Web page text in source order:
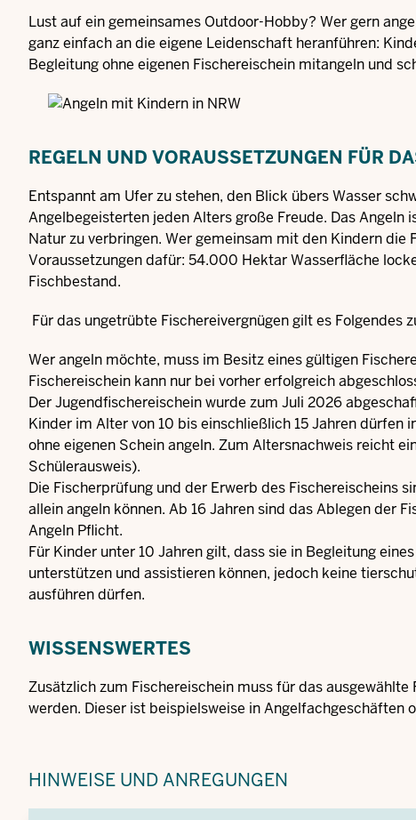
Lust auf ein gemeinsames Outdoor-Hobby? Wer gern
ganz einfach an die eigene Leidenschaft heranführen:
Begleitung ohne eigenen Fischereischein mitangeln und
REGELN UND VORAUSSETZUNGEN FÜR
Entspannt am Ufer zu stehen, den Blick übers Wasser
Angelbegeisterten jeden Alters große Freude. Das
Natur zu verbringen. Wer gemeinsam mit den Kindern
Voraussetzungen dafür: 54.000 Hektar Wasserfläche
Fischbestand.
Für das ungetrübte Fischereivergnügen gilt es Folgendes
Wer angeln möchte, muss im Besitz eines gültigen
Fischereischein kann nur bei vorher erfolgreich
Der Jugendfischereischein wurde zum Juli 2026
Kinder im Alter von 10 bis einschließlich 15 Jahren dürfen
ohne eigenen Schein angeln. Zum Altersnachweis reicht
Schülerausweis).
Die Fischerprüfung und der Erwerb des Fischereischeins
allein angeln können. Ab 16 Jahren sind das Ablegen der
Angeln Pflicht.
Für Kinder unter 10 Jahren gilt, dass sie in Begleitung
unterstützen und assistieren können, jedoch keine
ausführen dürfen.
WISSENSWERTES
Zusätzlich zum Fischereischein muss für das
werden. Dieser ist beispielsweise in Angelfachgeschäften
HINWEISE UND ANREGUNGEN